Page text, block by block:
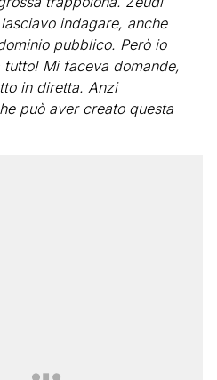
indagare, anche
pubblico. Però io
Mi faceva domande,
in diretta. Anzi
può aver creato questa